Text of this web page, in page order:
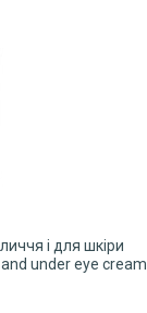
і для шкіри
under eye cream